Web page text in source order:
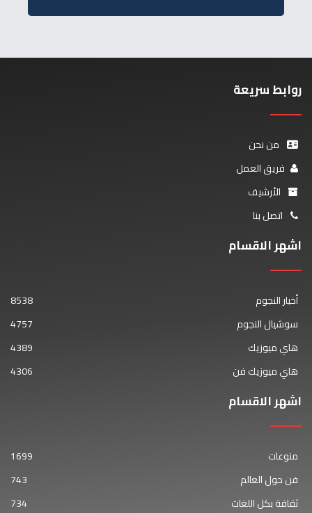
روابط سريعة
من نحن
فريق العمل
الأرشيف
اتصل بنا
اشهر الاقسام
أخبار النجوم
8538
سوشيال النجوم
4757
هاي ميوزيك
4389
هاي ميوزيك فن
4306
اشهر الاقسام
منوعات
1699
فن حول العالم
743
ثقافة بكل اللغات
734